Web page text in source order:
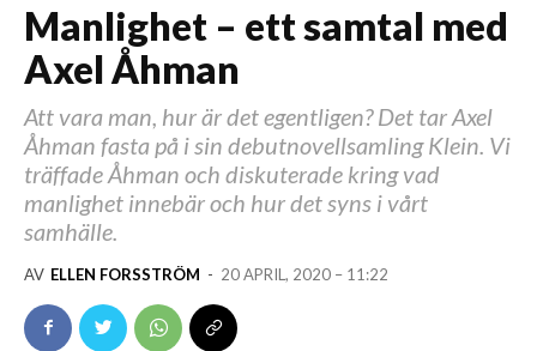
Manlighet – ett samtal med
Axel Åhman
Att vara man, hur är det egentligen? Det tar Axel
Åhman fasta på i sin debutnovellsamling Klein. Vi
träffade Åhman och diskuterade kring vad
manlighet innebär och hur det syns i vårt
samhälle.
AV ELLEN FORSSTRÖM - 20 APRIL, 2020 – 11:22